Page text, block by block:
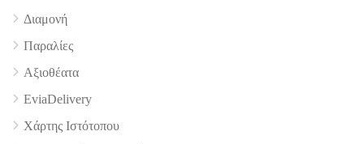
Διαμονή
Παραλίες
Αξιοθέατα
EviaDelivery
Χάρτης Ιστότοπου